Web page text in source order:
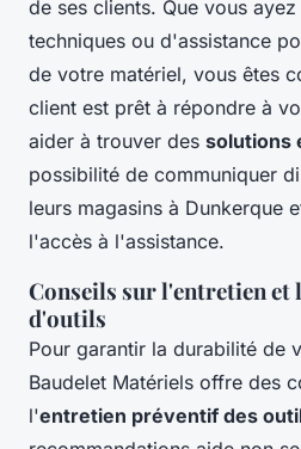
de ses clients. Que vous
techniques ou d'assistance
de votre matériel, vous êtes
client est prêt à répondre à
aider à trouver des solutions
possibilité de communiquer
leurs magasins à Dunkerque
l'accès à l'assistance.
Conseils sur l'entretien et
d'outils
Pour garantir la durabilité de
Baudelet Matériels offre des
l'entretien préventif des